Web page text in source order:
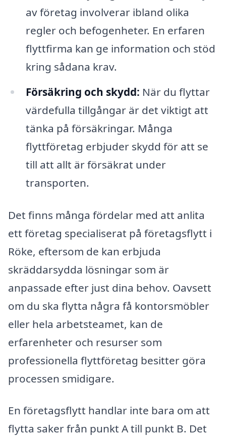
av företag involverar ibland olika
regler och befogenheter. En erfaren
flyttfirma kan ge information och stöd
kring sådana krav.
Försäkring och skydd: När du flyttar
värdefulla tillgångar är det viktigt att
tänka på försäkringar. Många
flyttföretag erbjuder skydd för att se
till att allt är försäkrat under
transporten.
Det finns många fördelar med att anlita
ett företag specialiserat på företagsflytt i
Röke, eftersom de kan erbjuda
skräddarsydda lösningar som är
anpassade efter just dina behov. Oavsett
om du ska flytta några få kontorsmöbler
eller hela arbetsteamet, kan de
erfarenheter och resurser som
professionella flyttföretag besitter göra
processen smidigare.
En företagsflytt handlar inte bara om att
flytta saker från punkt A till punkt B. Det